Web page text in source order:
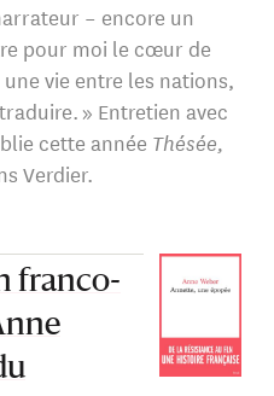
– encore un
pour moi le cœur de
vie entre les nations,
» Entretien avec
cette année Thésée,
Verdier.
franco-